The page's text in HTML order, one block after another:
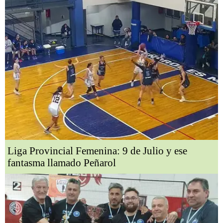
Liga Provincial Femenina: 9 de Julio y ese
fantasma llamado Peñarol